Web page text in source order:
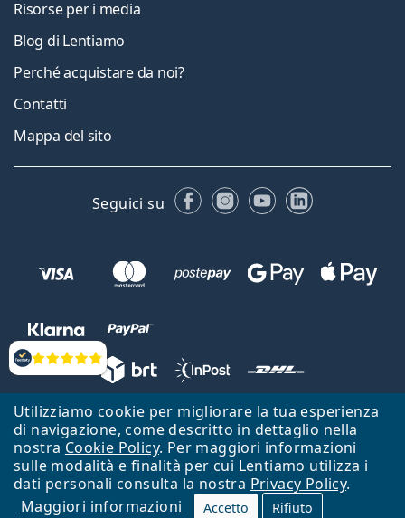
Utilizziamo cookie per migliorare la tua esperienza
di navigazione, come descritto in dettaglio nella
nostra Cookie Policy. Per maggiori informazioni
sulle modalità e finalità per cui Lentiamo utilizza i
dati personali consulta la nostra Privacy Policy.
Maggiori informazioni
Accetto Rifiuto
Valutazione
Risorse per i media
Blog di Lentiamo
Perché acquistare da noi?
Contatti
Mappa del sito
Seguici su FacebookInstagram
YouTubeLinkedIn
Lentiamo s.r.o., Vídeňská 12, 37833 Nová Bystřice, Repubblica Ceca.
Partita IVA: CZ26104784
Torna alla Home Page
Vai all'inizio
Il sito Lentiamo.it è proprietà di Lentiamo s.r.o., che ne detiene la